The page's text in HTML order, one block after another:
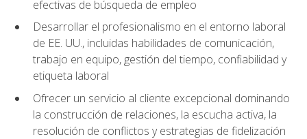
efectivas de búsqueda de empleo
Desarrollar el profesionalismo en el entorno laboral
de EE. UU., incluidas habilidades de comunicación,
trabajo en equipo, gestión del tiempo, confiabilidad y
etiqueta laboral
Ofrecer un servicio al cliente excepcional dominando
la construcción de relaciones, la escucha activa, la
resolución de conflictos y estrategias de fidelización